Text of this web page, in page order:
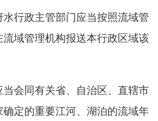
行政主管部门应当按照流域管
域管理机构报送本行政区域该
同有关省、自治区、直辖市
定的重要江河、湖泊的流域年